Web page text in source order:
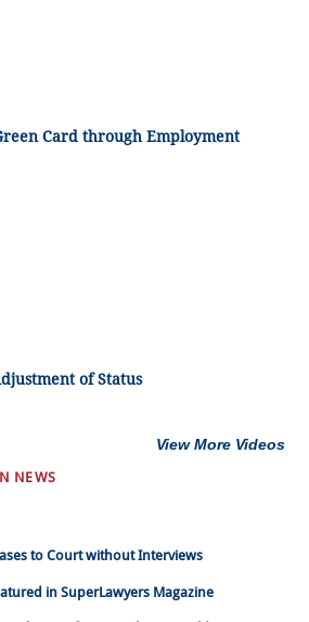
Card through Employment
of Status
View More Videos
NEWS
to Court without Interviews
in SuperLawyers Magazine